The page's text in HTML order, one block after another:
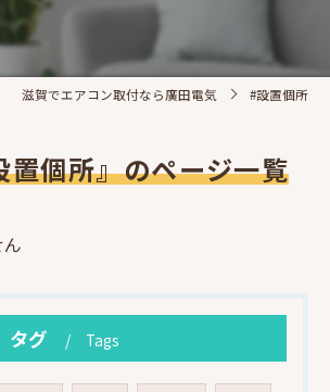
滋賀でエアコン取付なら廣田電気 #設置個所
置個所』のページ一覧
タグ Tags